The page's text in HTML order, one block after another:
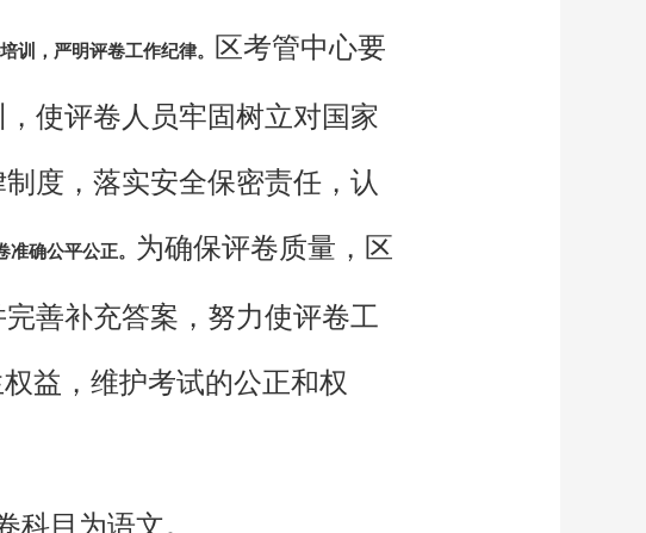
训，严明评卷工作纪律。 区考管中心要
使评卷人员牢固树立对国家
度，落实安全保密责任，认
确公平公正。 为确保评卷质量，区
善补充答案，努力使评卷工
益，维护考试的公正和权
科目为语文。